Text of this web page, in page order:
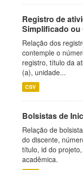
Registro de
Simplificado ou
Relação dos
contemple o
registro, título da
(a), unidade...
CSV
Bolsistas de
Relação de
do discente,
título, id do
acadêmica.